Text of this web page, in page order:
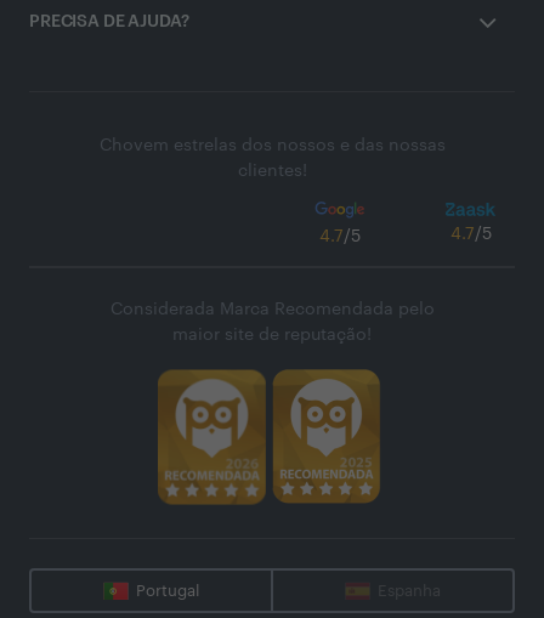
PRECISA DE AJUDA?
Chovem estrelas dos nossos e das nossas
clientes!
4.7/5 4.7/5
Considerada Marca Recomendada pelo
maior site de reputação!
Portugal Espanha